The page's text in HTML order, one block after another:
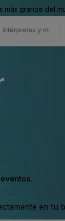
grande del
en tu